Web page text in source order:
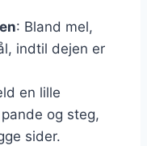
: Bland mel,
indtil dejen er
en lille
og steg,
sider.